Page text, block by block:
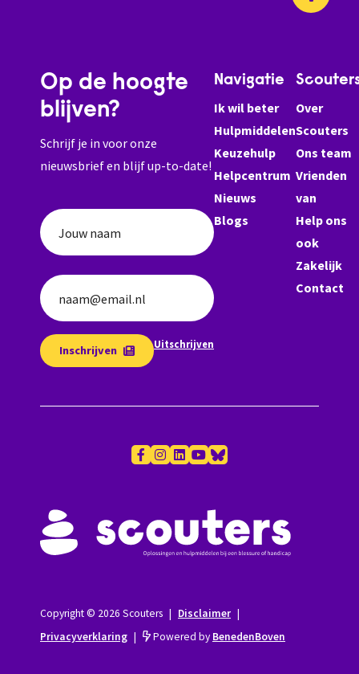
Op de hoogte
blijven?
Schrijf je in voor onze
nieuwsbrief en blijf up-to-date!
Jouw naam
naam@email.nl
Inschrijven Uitschrijven
Navigatie
Ik wil beter
Hulpmiddelen
Keuzehulp
Helpcentrum
Nieuws
Blogs
Over
Scouters
Ons team
Vrienden
van
Help ons
ook
Zakelijk
Contact
Copyright © 2026 Scouters | Disclaimer |
Privacyverklaring | Powered by BenedenBoven